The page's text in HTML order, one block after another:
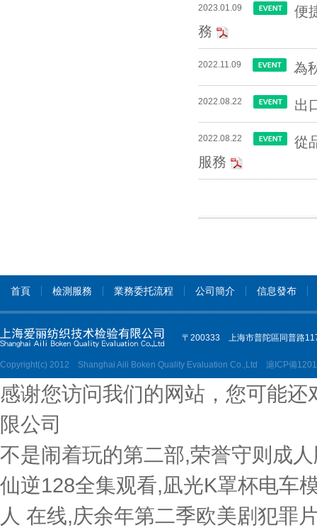
2023.01.09
便
務
2022.11.09 為
2022.08.22 出
2022.08.22
從
服務
首頁 檢測服務 業務委托流程 公司簡介 信息發布
〒200333 上海市普陀區同普路
Copyright(c) 2012 Shanghai Aili Boken Quality Evaluation Co.,Ltd 滬ICP備
感谢您访问我们的网站，您可能
限公司
不是闹着玩的第二部,荣誉守则成
仙逆128全集观看,凪光K罩杯电车
人 在线,庆余年第二季欧美剧犯罪